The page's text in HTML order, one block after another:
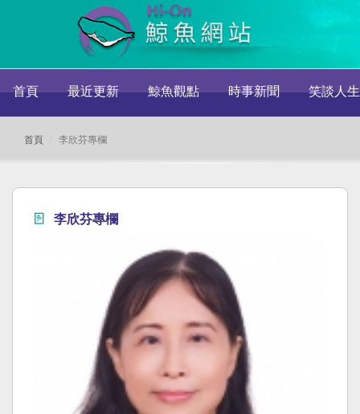
首頁 最近更新 鯨魚觀點 時事新聞 笑談人生
首頁 李欣芬專欄
李欣芬專欄